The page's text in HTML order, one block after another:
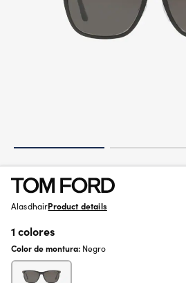
AlasdhairProduct details
1 colores
Color de montura: Negro